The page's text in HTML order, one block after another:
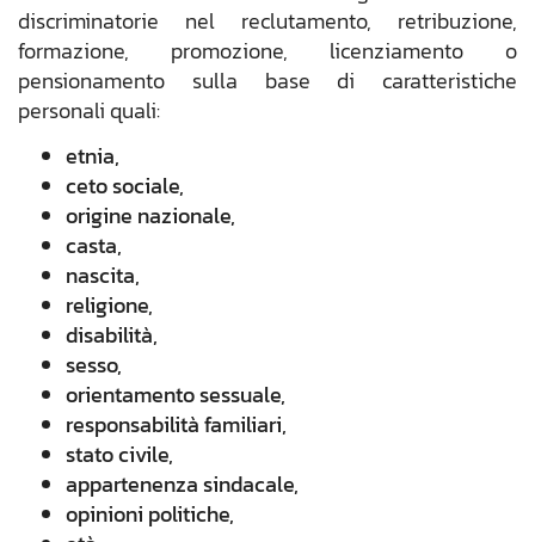
discriminatorie nel reclutamento, retribuzione,
formazione, promozione, licenziamento o
pensionamento sulla base di caratteristiche
personali quali:
etnia,
ceto sociale,
origine nazionale,
casta,
nascita,
religione,
disabilità,
sesso,
orientamento sessuale,
responsabilità familiari,
stato civile,
appartenenza sindacale,
opinioni politiche,